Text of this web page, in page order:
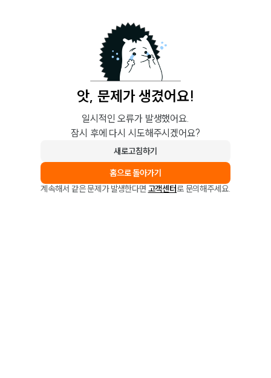
앗, 문제가 생겼어요!
일시적인 오류가 발생했어요.
잠시 후에 다시 시도해주시겠어요?
새로고침하기
홈으로 돌아가기
계속해서 같은 문제가 발생한다면 고객센터로 문의해주세요.